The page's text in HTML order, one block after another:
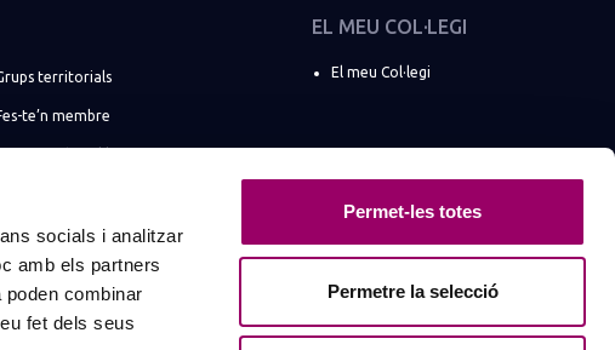
socials i analitzar
amb els partners
combinar
fet dels seus
Permet-les totes
Permetre la selecció
territorials
te’n membre
BCN a les xarxes
de networking
EL MEU COL·LEGI
El meu Col·legi